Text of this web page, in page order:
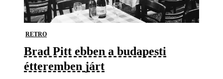
RETRO
Brad Pitt ebben a budapesti
étteremben járt